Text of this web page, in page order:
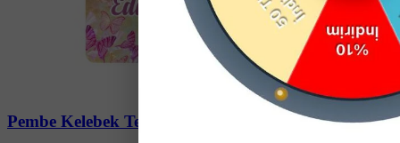
Pembe Kelebek Temalı Doğum Günü Afişi